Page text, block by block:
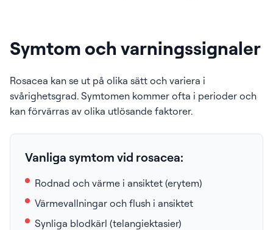
Symtom och varningssignaler
Rosacea kan se ut på olika sätt och variera i
svårighetsgrad. Symtomen kommer ofta i perioder och
kan förvärras av olika utlösande faktorer.
Vanliga symtom vid rosacea:
Rodnad och värme i ansiktet (erytem)
Värmevallningar och flush i ansiktet
Synliga blodkärl (telangiektasier)